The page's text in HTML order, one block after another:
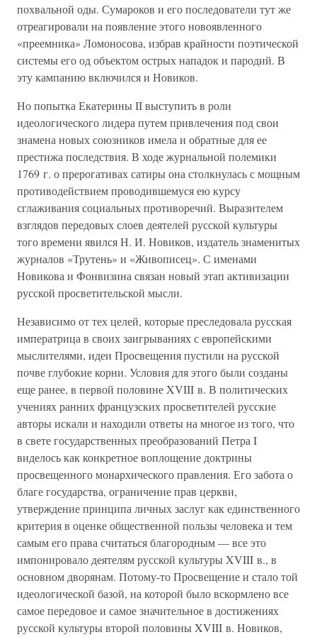
похвальной оды. Сумароков и его последователи тут же
отреагировали на появление этого новоявленного
«преемника» Ломоносова, избрав крайности поэтической
системы его од объектом острых нападок и пародий. В
эту кампанию включился и Новиков.
Но попытка Екатерины II выступить в роли
идеологического лидера путем привлечения под свои
знамена новых союзников имела и обратные для ее
престижа последствия. В ходе журнальной полемики
1769 г. о прерогативах сатиры она столкнулась с мощным
противодействием проводившемуся ею курсу
сглаживания социальных противоречий. Выразителем
взглядов передовых слоев деятелей русской культуры
того времени явился Н. И. Новиков, издатель знаменитых
журналов «Трутень» и «Живописец». С именами
Новикова и Фонвизина связан новый этап активизации
русской просветительской мысли.
Независимо от тех целей, которые преследовала русская
императрица в своих заигрываниях с европейскими
мыслителями, идеи Просвещения пустили на русской
почве глубокие корни. Условия для этого были созданы
еще ранее, в первой половине XVIII в. В политических
учениях ранних французских просветителей русские
авторы искали и находили ответы на многое из того, что
в свете государственных преобразований Петра I
виделось как конкретное воплощение доктрины
просвещенного монархического правления. Его забота о
благе государства, ограничение прав церкви,
утверждение принципа личных заслуг как единственного
критерия в оценке общественной пользы человека и тем
самым его права считаться благородным — все это
импонировало деятелям русской культуры XVIII в., в
основном дворянам. Потому-то Просвещение и стало той
идеологической базой, на которой было вскормлено все
самое передовое и самое значительное в достижениях
русской культуры второй половины XVIII в. Новиков,